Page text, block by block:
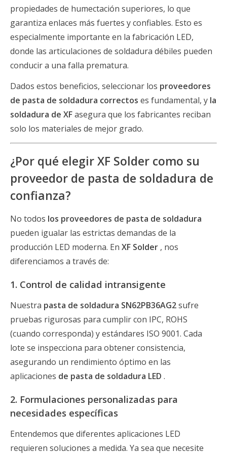
propiedades de humectación superiores, lo que
garantiza enlaces más fuertes y confiables. Esto es
especialmente importante en la fabricación LED,
donde las articulaciones de soldadura débiles pueden
conducir a una falla prematura.
Dados estos beneficios, seleccionar los proveedores
de pasta de soldadura correctos es fundamental, y la
soldadura de XFasegura que los fabricantes reciban
solo los materiales de mejor grado.
¿Por qué elegir XF Solder como su
proveedor de pasta de soldadura de
confianza?
No todos los proveedores de pasta de soldadura
pueden igualar las estrictas demandas de la
producción LED moderna. En XF Solder , nos
diferenciamos a través de:
1. Control de calidad intransigente
Nuestra pasta de soldadura SN62PB36AG2sufre
pruebas rigurosas para cumplir con IPC, ROHS
(cuando corresponda) y estándares ISO 9001. Cada
lote se inspecciona para obtener consistencia,
asegurando un rendimiento óptimo en las
aplicaciones de pasta de soldadura LED .
2. Formulaciones personalizadas para
necesidades específicas
Entendemos que diferentes aplicaciones LED
requieren soluciones a medida. Ya sea que necesite